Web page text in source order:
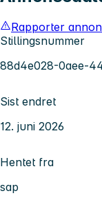
Rapporter
Stillingsnummer
88d4e028-0aee-
Sist endret
12. juni 2026
Hentet fra
sap